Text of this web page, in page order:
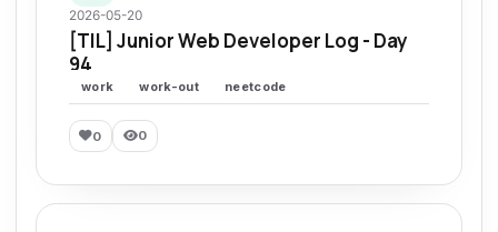
2026-05-20
[TIL] Junior Web Developer Log - Day
94
work work-out neetcode
0 0